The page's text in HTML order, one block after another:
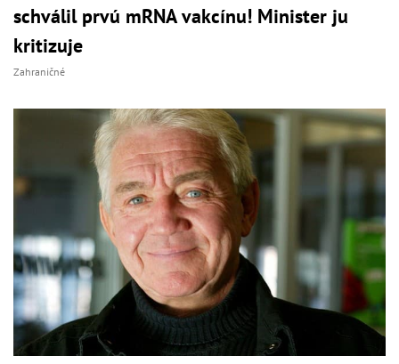
schválil prvú mRNA vakcínu! Minister ju
kritizuje
Zahraničné